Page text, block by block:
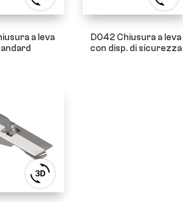
3D
product
a leva
3D
product
D042 Chiusura a leva
con disp. di sicurezza
View
3D
product